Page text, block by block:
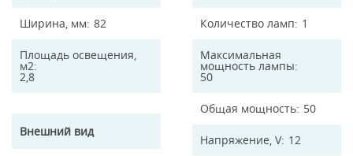
Ширина, мм 82
Площадь освещения,
м2
2,8
Внешний вид
Количество ламп 1
Максимальная
мощность лампы
50
Общая мощность 50
Напряжение, V 12